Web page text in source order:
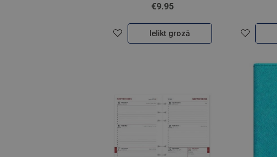
€9.95
Ielikt grozā